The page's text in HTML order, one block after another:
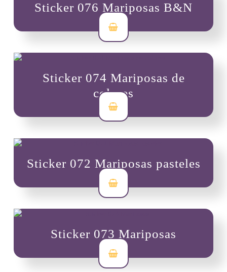
Sticker 076 Mariposas B&N
$ 3,500
Sticker 074 Mariposas de
colores
3,500
Sticker 072 Mariposas pasteles
$ 3,500
Sticker 073 Mariposas
$ 3,500